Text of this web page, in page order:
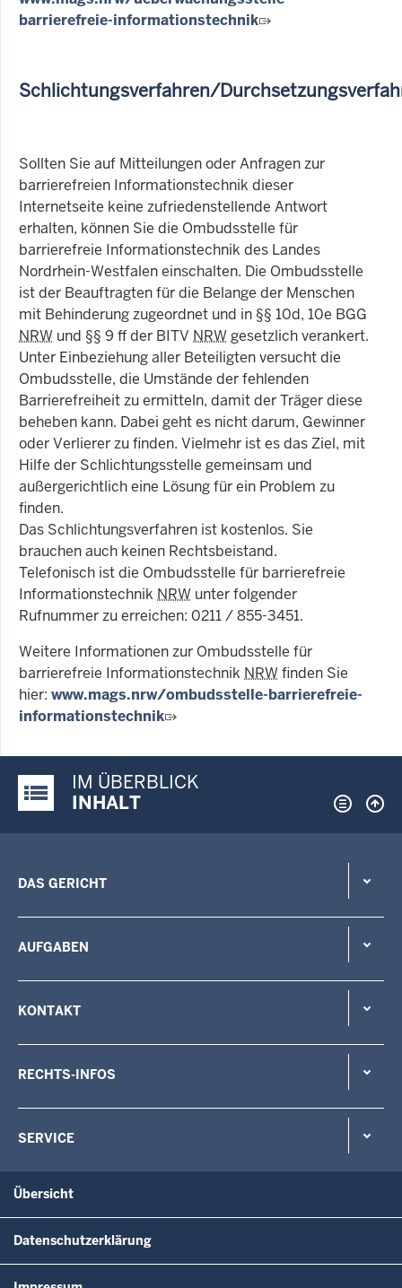
barrierefreie-informationstechnik
Schlichtungsverfahren/
Sollten Sie auf Mitteilungen oder Anfragen zur
barrierefreien Informationstechnik dieser
Internetseite keine zufriedenstellende Antwort
erhalten, können Sie die Ombudsstelle für
barrierefreie Informationstechnik des Landes
Nordrhein-Westfalen einschalten. Die Ombudsstelle
ist der Beauftragten für die Belange der Menschen
mit Behinderung zugeordnet und in §§ 10d, 10e BGG
NRW und §§ 9 ff der BITV NRWgesetzlich verankert.
Unter Einbeziehung aller Beteiligten versucht die
Ombudsstelle, die Umstände der fehlenden
Barrierefreiheit zu ermitteln, damit der Träger diese
beheben kann. Dabei geht es nicht darum, Gewinner
oder Verlierer zu finden. Vielmehr ist es das Ziel, mit
Hilfe der Schlichtungsstelle gemeinsam und
außergerichtlich eine Lösung für ein Problem zu
finden.
Das Schlichtungsverfahren ist kostenlos. Sie
brauchen auch keinen Rechtsbeistand.
Telefonisch ist die Ombudsstelle für barrierefreie
Informationstechnik NRW unter folgender
Rufnummer zu erreichen: 0211 / 855-3451.
Weitere Informationen zur Ombudsstelle für
barrierefreie Informationstechnik NRWfinden Sie
hier: www.mags.nrw/ombudsstelle-barrierefreie-
informationstechnik
Justiz-Portal im Überblick:
IM ÜBERBLICK
INHALT
DAS GERICHT
AUFGABEN
KONTAKT
RECHTS-INFOS
SERVICE
Übersicht
Datenschutzerklärung